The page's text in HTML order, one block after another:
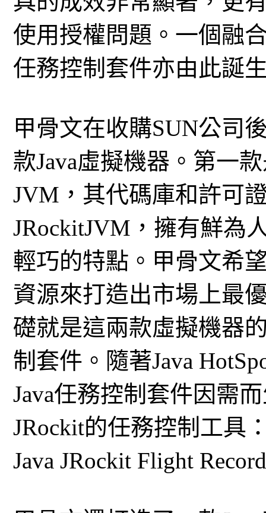
使用授權問題。一個融
任務控制套件亦由此誕
甲骨文在收購SUN公司
款Java虛擬機器。第一
JVM，其代碼庫和許可
JRockitJVM，擁有鮮為
輕巧的特點。甲骨文希
資源來打造出市場上最
礎就是這兩款虛擬機器
制套件。隨著Java
Java任務控制套件因需
JRockit的任務控制工具
Java JRockit Flight